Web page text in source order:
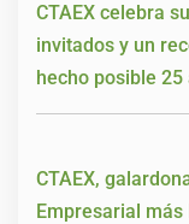
CTAEX celebra
invitados y un
hecho posible
CTAEX,
Empresarial